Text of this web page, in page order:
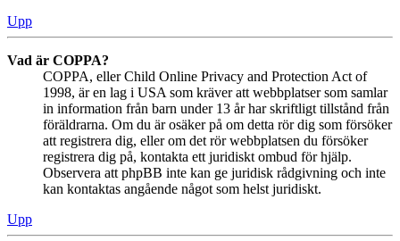
Upp
Vad är COPPA?
COPPA, eller Child Online Privacy and Protection Act of
1998, är en lag i USA som kräver att webbplatser som samlar
in information från barn under 13 år har skriftligt tillstånd från
föräldrarna. Om du är osäker på om detta rör dig som försöker
att registrera dig, eller om det rör webbplatsen du försöker
registrera dig på, kontakta ett juridiskt ombud för hjälp.
Observera att phpBB inte kan ge juridisk rådgivning och inte
kan kontaktas angående något som helst juridiskt.
Upp